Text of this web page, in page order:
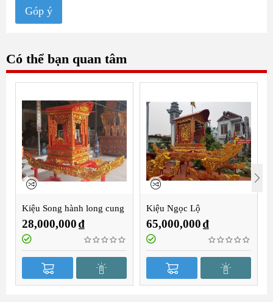
Góp ý
Có thể bạn quan tâm
Kiệu Song hành long cung
2m8
28,000,000₫
Kiệu Ngọc Lộ
65,000,000₫